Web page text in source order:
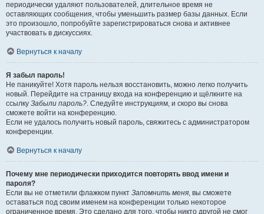
периодически удаляют пользователей, длительное время не
оставляющих сообщения, чтобы уменьшить размер базы данных. Если
это произошло, попробуйте зарегистрироваться снова и активнее
участвовать в дискуссиях.
Вернуться к началу
Я забыл пароль!
Не паникуйте! Хотя пароль нельзя восстановить, можно легко получить
новый. Перейдите на страницу входа на конференцию и щёлкните на
ссылку Забыли пароль?. Следуйте инструкциям, и скоро вы снова
сможете войти на конференцию.
Если не удалось получить новый пароль, свяжитесь с администратором
конференции.
Вернуться к началу
Почему мне периодически приходится повторять ввод имени и
пароля?
Если вы не отметили флажком пункт Запомнить меня, вы сможете
оставаться под своим именем на конференции только некоторое
ограниченное время. Это сделано для того, чтобы никто другой не смог